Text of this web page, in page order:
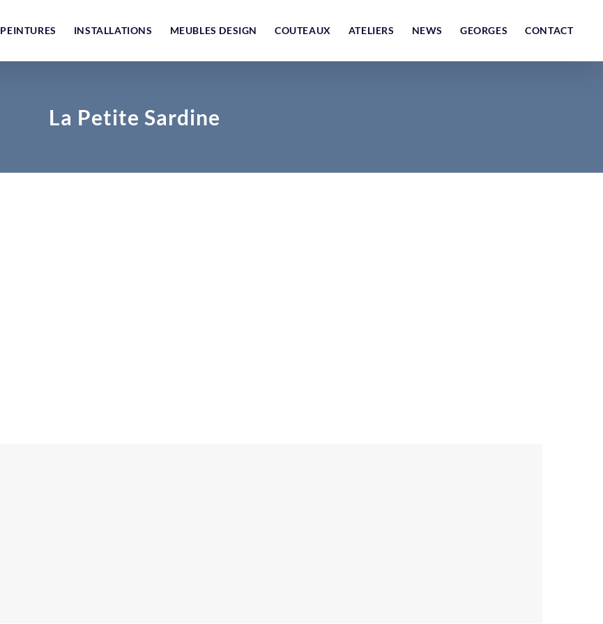
PEINTURES INSTALLATIONS MEUBLES DESIGN COUTEAUX ATELIERS NEWS GEORGES CONTACT
La Petite Sardine